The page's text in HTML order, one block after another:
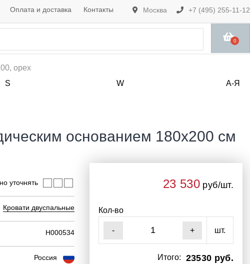
Москва +7 (495) 255-11-12
Оплата и доставка Контакты
0
орех
S W А-Я
основанием 180х200 см
уточнять
Кровати двуспальные
Н000534
Россия
23 530 руб/шт.
Кол-во
- + шт.
23530 руб.
Итого: